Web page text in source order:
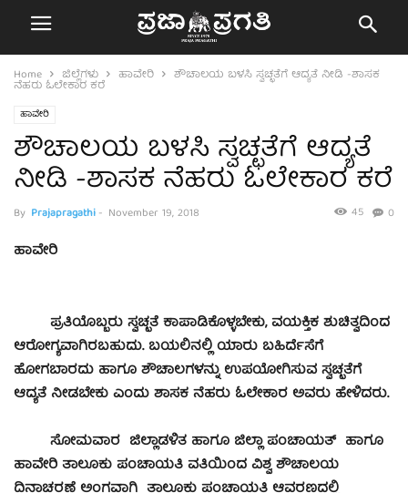
Home ಜಿಲ್ಲೆಗಳು ಹಾವೇರಿ ಶೌಚಾಲಯ ಬಳಸಿ ಸ್ವಚ್ಛತೆಗೆ ಆದ್ಯತೆ ನೀಡಿ -ಶಾಸಕ
ನೆಹರು ಓಲೇಕಾರ ಕರೆ
ಹಾವೇರಿ
ಶೌಚಾಲಯ ಬಳಸಿ ಸ್ವಚ್ಛತೆಗೆ ಆದ್ಯತೆ
ನೀಡಿ -ಶಾಸಕ ನೆಹರು ಓಲೇಕಾರ ಕರೆ
By Prajapragathi- November 19, 2018 0
45
ಹಾವೇರಿ
ಪ್ರತಿಯೊಬ್ಬರು ಸ್ವಚ್ಛತೆ ಕಾಪಾಡಿಕೊಳ್ಳಬೇಕು, ವಯಕ್ತಿಕ ಶುಚಿತ್ವದಿಂದ
ಆರೋಗ್ಯವಾಗಿರಬಹುದು. ಬಯಲಿನಲ್ಲಿ ಯಾರು ಬಹಿರ್ದೆಸೆಗೆ
ಹೋಗಬಾರದು ಹಾಗೂ ಶೌಚಾಲಗಳನ್ನು ಉಪಯೋಗಿಸುವ ಸ್ವಚ್ಛತೆಗೆ
ಆದ್ಯತೆ ನೀಡಬೇಕು ಎಂದು ಶಾಸಕ ನೆಹರು ಓಲೇಕಾರ ಅವರು ಹೇಳಿದರು.
ಸೋಮವಾರ ಜಿಲ್ಲಾಡಳಿತ ಹಾಗೂ ಜಿಲ್ಲಾ ಪಂಚಾಯತ್ ಹಾಗೂ
ಹಾವೇರಿ ತಾಲೂಕು ಪಂಚಾಯತಿ ವತಿಯಿಂದ ವಿಶ್ವ ಶೌಚಾಲಯ